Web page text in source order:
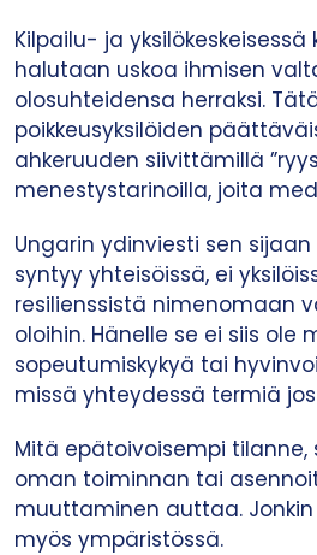
Kilpailu- ja
halutaan uskoa ihmisen
olosuhteidensa herraksi.
poikkeusyksilöiden
ahkeruuden siivittämillä
menestystarinoilla, joita
Ungarin ydinviesti sen
syntyy yhteisöissä, ei
resilienssistä nimenomaan
oloihin. Hänelle se ei siis ole
sopeutumiskykyä tai
missä yhteydessä termiä
Mitä epätoivoisempi
oman toiminnan tai
muuttaminen auttaa.
myös ympäristössä.